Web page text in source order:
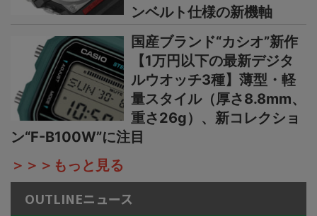
ンベルト仕様の新機軸
国産ブランド“カシオ”新作
【1万円以下の最新デジタ
ルウオッチ3種】薄型・軽
量スタイル（厚さ8.8mm、
重さ26g）、新コレクショ
ン“F-B100W”に注目
＞＞＞もっと見る
OUTLINEニュース